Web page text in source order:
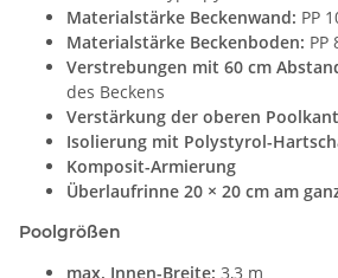
Materialstärke Beckenwand: PP
Materialstärke Beckenboden: PP
Verstrebungen mit 60 cm
des Beckens
Verstärkung der oberen
Isolierung mit Polystyrol-
Komposit-Armierung
Überlaufrinne 20 × 20 cm am
Poolgrößen
max. Innen-Breite: 3,3 m